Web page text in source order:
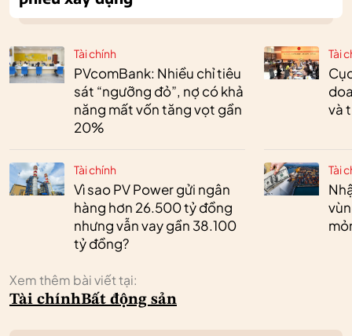
Tài chính
PVcomBank: Nhiều chỉ tiêu
sát “ngưỡng đỏ”, nợ có khả
năng mất vốn tăng vọt gần
20%
Tài chính
Vì sao PV Power gửi ngân
hàng hơn 26.500 tỷ đồng
nhưng vẫn vay gần 38.100
tỷ đồng?
Tài
và
Tài
Xem thêm bài viết tại:
Tài chínhBất động sản